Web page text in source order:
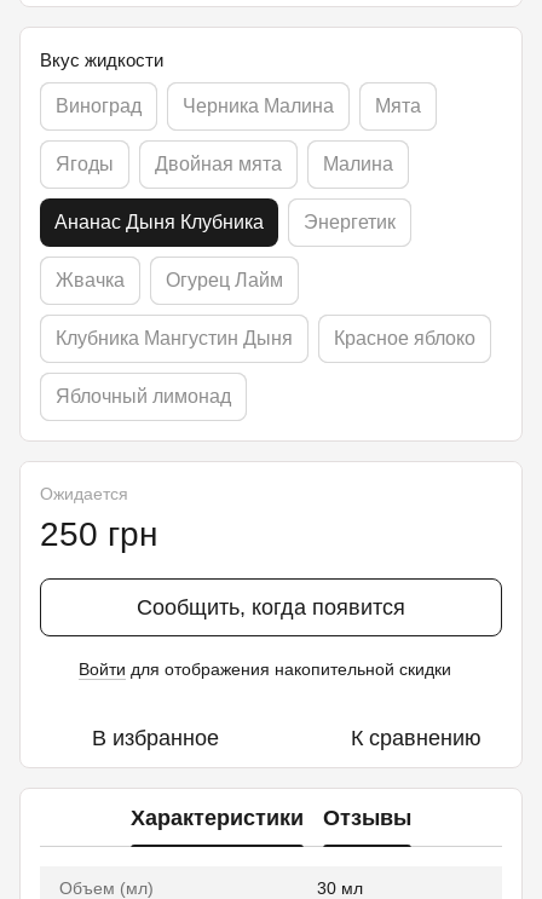
Вкус жидкости
Виноград Черника Малина Мята
Ягоды Двойная мята Малина
Ананас Дыня Клубника Энергетик
Жвачка Огурец Лайм
Клубника Мангустин Дыня Красное яблоко
Яблочный лимонад
Ожидается
250 грн
Сообщить, когда появится
Войти для отображения накопительной скидки
В избранное К сравнению
Характеристики Отзывы
Объем (мл) 30 мл